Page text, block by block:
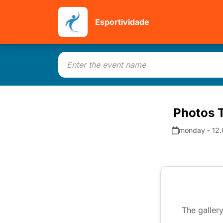
Esportividade
Photos
monday -
The